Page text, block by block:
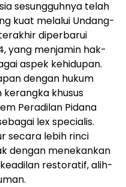
sesungguhnya telah
kuat melalui Undang-
diperbarui
yang menjamin hak-
aspek kehidupan.
dengan hukum
khusus
Peradilan Pidana
lex specialis.
secara lebih rinci
dengan menekankan
restoratif, alih-